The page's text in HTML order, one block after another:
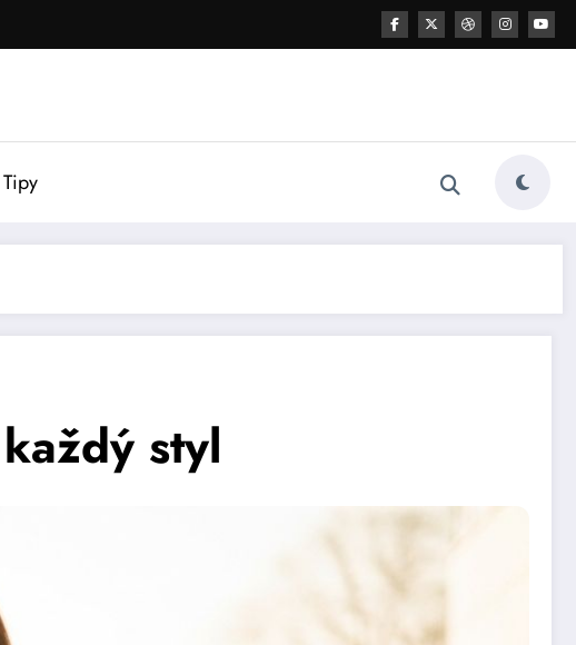
Tipy
styl